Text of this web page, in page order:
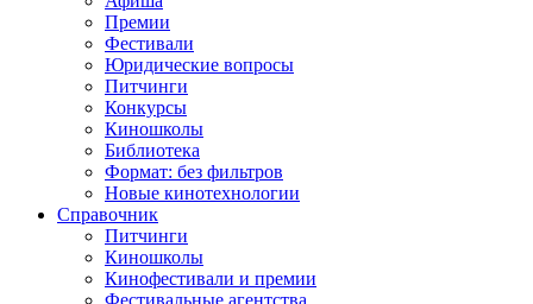
Премии
Фестивали
Юридические вопросы
Питчинги
Конкурсы
Киношколы
Библиотека
Формат: без фильтров
Новые кинотехнологии
Справочник
Питчинги
Киношколы
Кинофестивали и премии
Фестивальные агентства